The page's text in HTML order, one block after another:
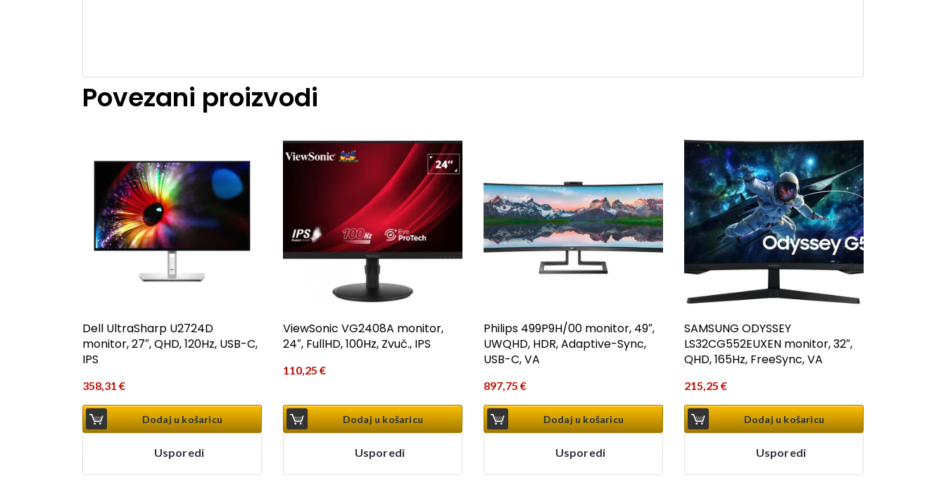
Povezani proizvodi
Dell UltraSharp U2724D
monitor, 27″, QHD, 120Hz, USB-C,
IPS
358,31 €
Dodaj u košaricu
Usporedi
ViewSonic VG2408A monitor,
24″, FullHD, 100Hz, Zvuč., IPS
110,25 €
Dodaj u košaricu
Usporedi
Philips 499P9H/00 monitor, 49″,
UWQHD, HDR, Adaptive-Sync,
USB-C, VA
897,75 €
Dodaj u košaricu
Usporedi
SAMSUNG ODYSSEY
LS32CG552EUXEN monitor, 32″,
QHD, 165Hz, FreeSync, VA
215,25 €
Dodaj u košaricu
Usporedi